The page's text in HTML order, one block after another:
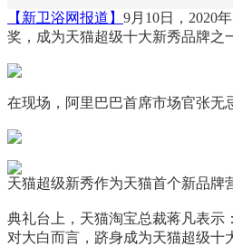
【新卫浴网报道】 9月10日，2020
奖，成为天猫超级十大新秀品牌之
在现场，阿里巴巴首席市场官张无
天猫超级新秀作为天猫首个新品牌
典礼台上，天猫淘宝总裁蒋凡表示
对大白而言，跻身成为天猫超级十